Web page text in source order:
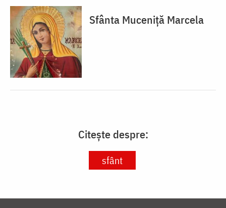
Sfânta Muceniță Marcela
Citește despre:
sfânt